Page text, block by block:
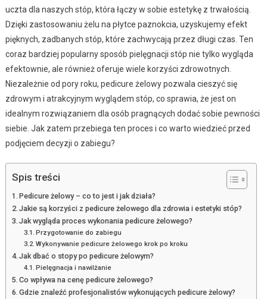
uczta dla naszych stóp, która łączy w sobie estetykę z trwałością.
Dzięki zastosowaniu żelu na płytce paznokcia, uzyskujemy efekt
pięknych, zadbanych stóp, które zachwycają przez długi czas. Ten
coraz bardziej popularny sposób pielęgnacji stóp nie tylko wygląda
efektownie, ale również oferuje wiele korzyści zdrowotnych.
Niezależnie od pory roku, pedicure żelowy pozwala cieszyć się
zdrowym i atrakcyjnym wyglądem stóp, co sprawia, że jest on
idealnym rozwiązaniem dla osób pragnących dodać sobie pewności
siebie. Jak zatem przebiega ten proces i co warto wiedzieć przed
podjęciem decyzji o zabiegu?
Spis treści
Pedicure żelowy – co to jest i jak działa?
Jakie są korzyści z pedicure żelowego dla zdrowia i estetyki stóp?
Jak wygląda proces wykonania pedicure żelowego?
Przygotowanie do zabiegu
Wykonywanie pedicure żelowego krok po kroku
Jak dbać o stopy po pedicure żelowym?
Pielęgnacja i nawilżanie
Co wpływa na cenę pedicure żelowego?
Gdzie znaleźć profesjonalistów wykonujących pedicure żelowy?